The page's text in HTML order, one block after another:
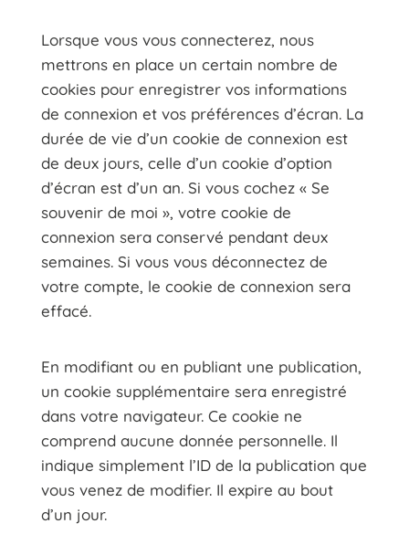
Lorsque vous vous connecterez, nous
mettrons en place un certain nombre de
cookies pour enregistrer vos informations
de connexion et vos préférences d’écran. La
durée de vie d’un cookie de connexion est
de deux jours, celle d’un cookie d’option
d’écran est d’un an. Si vous cochez « Se
souvenir de moi », votre cookie de
connexion sera conservé pendant deux
semaines. Si vous vous déconnectez de
votre compte, le cookie de connexion sera
effacé.
En modifiant ou en publiant une publication,
un cookie supplémentaire sera enregistré
dans votre navigateur. Ce cookie ne
comprend aucune donnée personnelle. Il
indique simplement l’ID de la publication que
vous venez de modifier. Il expire au bout
d’un jour.